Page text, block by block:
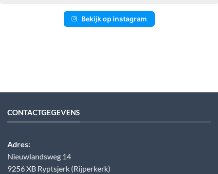
Bekijk op instagram
CONTACTGEGEVENS
Adres:
Nieuwlandsweg 14
9256 XB Ryptsjerk (Rijperkerk)